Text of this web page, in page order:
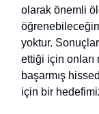
olarak önemli
yoktur.
ettiği için onları
başarmış
için bir